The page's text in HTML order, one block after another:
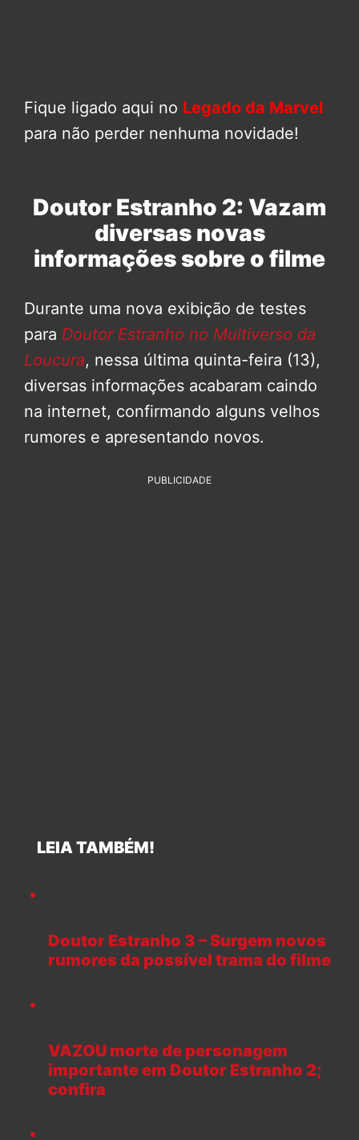
Fique ligado aqui no Legado da Marvel
para não perder nenhuma novidade!
Doutor Estranho 2: Vazam
diversas novas
informações sobre o filme
Durante uma nova exibição de testes
para Doutor Estranho no Multiverso da
Loucura, nessa última quinta-feira (13),
diversas informações acabaram caindo
na internet, confirmando alguns velhos
rumores e apresentando novos.
PUBLICIDADE
LEIA TAMBÉM!
Doutor Estranho 3 – Surgem novos
rumores da possível trama do filme
VAZOU morte de personagem
importante em Doutor Estranho 2;
confira